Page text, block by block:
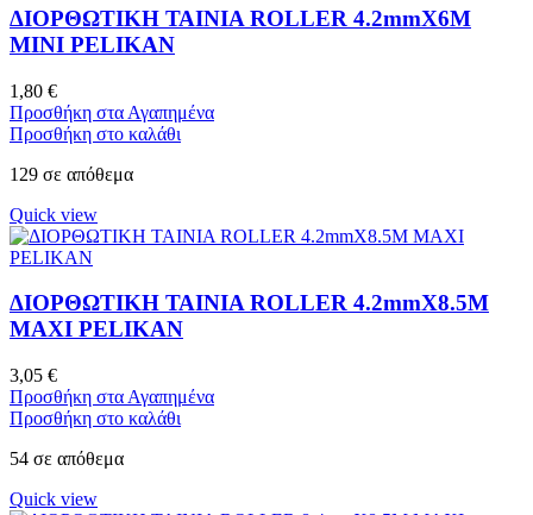
ΔΙΟΡΘΩΤΙΚΗ ΤΑΙΝΙΑ ROLLER 4.2mmX6M
MINI PELIKAN
1,80 €
Προσθήκη στα Αγαπημένα
Προσθήκη στο καλάθι
129 σε απόθεμα
Quick view
ΔΙΟΡΘΩΤΙΚΗ ΤΑΙΝΙΑ ROLLER 4.2mmX8.5M
MAXI PELIKAN
3,05 €
Προσθήκη στα Αγαπημένα
Προσθήκη στο καλάθι
54 σε απόθεμα
Quick view